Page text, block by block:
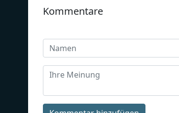
Kommentare